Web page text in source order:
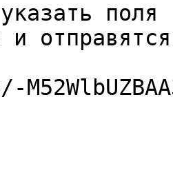
поля
и